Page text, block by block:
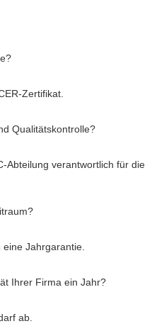
Zertifikat.
Qualitätskontrolle?
Abteilung verantwortlich für die
Jahrgarantie.
Ihrer Firma ein Jahr?
ab.